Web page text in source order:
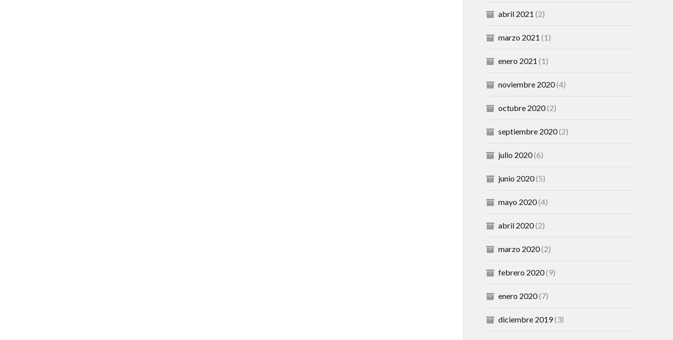
abril 2021 (2)
marzo 2021 (1)
enero 2021 (1)
noviembre 2020(4)
octubre 2020(2)
septiembre 2020(2)
julio 2020(6)
junio 2020(5)
mayo 2020(4)
abril 2020(2)
marzo 2020(2)
febrero 2020(9)
enero 2020(7)
diciembre 2019(3)